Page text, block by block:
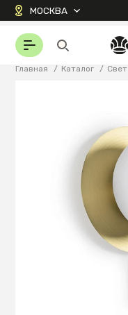
МОСКВА
Главная / Каталог / Свет